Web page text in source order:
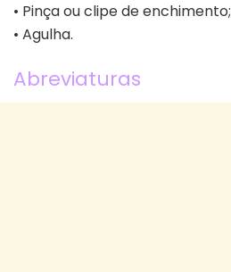
• Pinça ou clipe de enchimento;
• Agulha.
Abreviaturas